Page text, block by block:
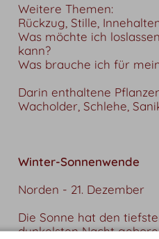
Weitere Themen:
Rückzug, Stille,
Was möchte ich
kann?
Was brauche ich für
Darin enthaltene
Wacholder, Schlehe,
Winter-Sonnenwende
Norden - 21. Dezember
Die Sonne hat den
dunkelsten Nacht